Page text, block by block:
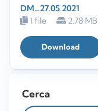
DM_27.05.2021
1 file
2.78 MB
Download
Cerca